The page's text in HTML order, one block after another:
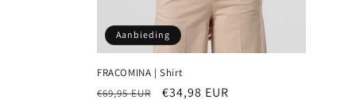
Aanbieding
FRACOMINA | Shirt
Normale
€69,95 EUR Aanbiedingsprijs
€34,98 EUR